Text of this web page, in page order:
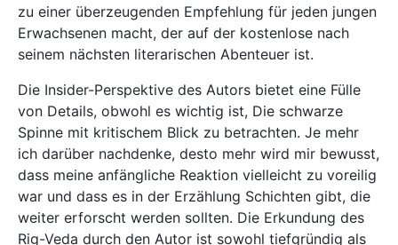
zu einer überzeugenden Empfehlung für jeden jungen
Erwachsenen macht, der auf der kostenlose nach
seinem nächsten literarischen Abenteuer ist.
Die Insider-Perspektive des Autors bietet eine Fülle
von Details, obwohl es wichtig ist, Die schwarze
Spinne mit kritischem Blick zu betrachten. Je mehr
ich darüber nachdenke, desto mehr wird mir bewusst,
dass meine anfängliche Reaktion vielleicht zu voreilig
war und dass es in der Erzählung Schichten gibt, die
weiter erforscht werden sollten. Die Erkundung des
Rig-Veda durch den Autor ist sowohl tiefgründig als